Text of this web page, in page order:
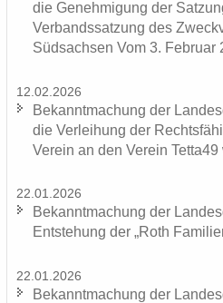
die Ge­neh­mi­gung der
Ver­bands­sat­zung des
Süd­sach­sen Vom 3. Fe­bru­ar
12.02.2026
Be­kannt­ma­chung der
die Ver­lei­hung der
Ver­ein an den Ver­ein Tetta49
22.01.2026
Be­kannt­ma­chung der
Ent­ste­hung der „Roth
22.01.2026
Be­kannt­ma­chung der